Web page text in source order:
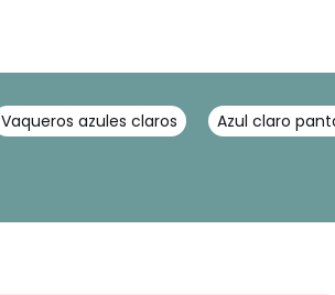
Vaqueros azules claros Azul claro